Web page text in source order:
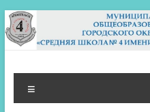
Перейти
к
содержимому
МБОУ СШ 4
Архангельск